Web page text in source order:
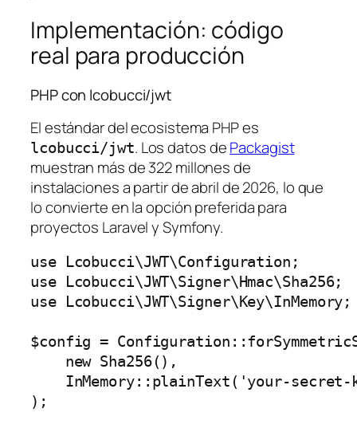
Implementación: código
real para producción
PHP con lcobucci/jwt
El estándar del ecosistema PHP es
lcobucci/jwt. Los datos dePackagist
muestran más de 322 millones de
instalaciones a partir de abril de 2026, lo que
lo convierte en la opción preferida para
proyectos Laravel y Symfony.
use Lcobucci\JWT\Configuration;
use Lcobucci\JWT\Signer\Hmac\Sha256;
use Lcobucci\JWT\Signer\Key\InMemory;
$config =
    new Sha256(),
InMemory::plainText('your-secret-
);